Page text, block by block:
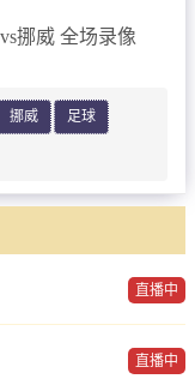
挪威 全场录像
挪威 足球
直播中
直播中